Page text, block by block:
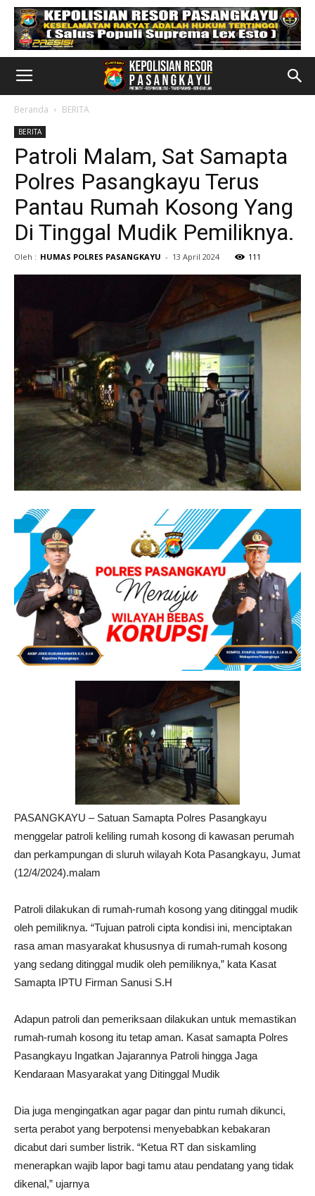
Beranda BERITA
BERITA
Patroli Malam, Sat Samapta
Polres Pasangkayu Terus
Pantau Rumah Kosong Yang
Di Tinggal Mudik Pemiliknya.
Oleh : HUMAS POLRES PASANGKAYU - 13 April 2024 111
PASANGKAYU – Satuan Samapta Polres Pasangkayu
menggelar patroli keliling rumah kosong di kawasan perumah
dan perkampungan di sluruh wilayah Kota Pasangkayu, Jumat
(12/4/2024).malam
Patroli dilakukan di rumah-rumah kosong yang ditinggal mudik
oleh pemiliknya. “Tujuan patroli cipta kondisi ini, menciptakan
rasa aman masyarakat khususnya di rumah-rumah kosong
yang sedang ditinggal mudik oleh pemiliknya,” kata Kasat
Samapta IPTU Firman Sanusi S.H
Adapun patroli dan pemeriksaan dilakukan untuk memastikan
rumah-rumah kosong itu tetap aman. Kasat samapta Polres
Pasangkayu Ingatkan Jajarannya Patroli hingga Jaga
Kendaraan Masyarakat yang Ditinggal Mudik
Dia juga mengingatkan agar pagar dan pintu rumah dikunci,
serta perabot yang berpotensi menyebabkan kebakaran
dicabut dari sumber listrik. “Ketua RT dan siskamling
menerapkan wajib lapor bagi tamu atau pendatang yang tidak
dikenal,” ujarnya